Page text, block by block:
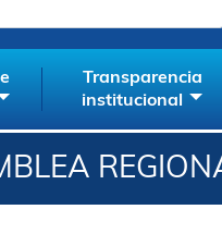
Transparencia
institucional